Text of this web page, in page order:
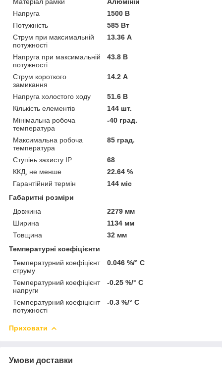
Напруга
1500 В
Потужність
585 Вт
Струм при максимальній
потужності
13.36 А
Напруга при максимальній
потужності
43.8 В
Струм короткого
замикання
14.2 А
Напруга холостого ходу
51.6 В
Кількість елементів
144 шт.
Мінімальна робоча
температура
-40 град.
Максимальна робоча
температура
85 град.
Ступінь захисту IP
68
ККД, не менше
22.64 %
Гарантійний термін
144 міс
Габаритні розміри
Довжина
2279 мм
Ширина
1134 мм
Товщина
32 мм
Температурні коефіцієнти
Температурний коефіцієнт
струму
0.046 %/° С
Температурний коефіцієнт
напруги
-0.25 %/° С
Температурний коефіцієнт
потужності
-0.3 %/° С
Приховати
Умови доставки